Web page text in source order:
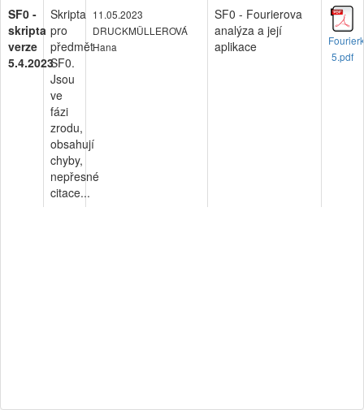
SF0 -
skripta
verze
5.4.2023
Skripta
pro
předmět
SF0.
Jsou
ve
fázi
zrodu,
obsahují
chyby,
nepřesné
citace...
11.05.2023
DRUCKMÜLLEROVÁ
Hana
SF0 - Fourierova
analýza a její
aplikace
5.pdf